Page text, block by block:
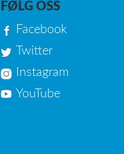
FØLG OSS
Facebook
Twitter
Instagram
YouTube